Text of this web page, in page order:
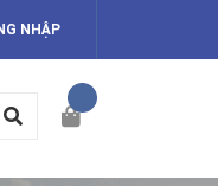
NHẬP